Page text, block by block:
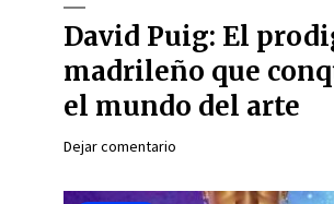
David Puig: El
madrileño que
el mundo del arte
Dejar comentario